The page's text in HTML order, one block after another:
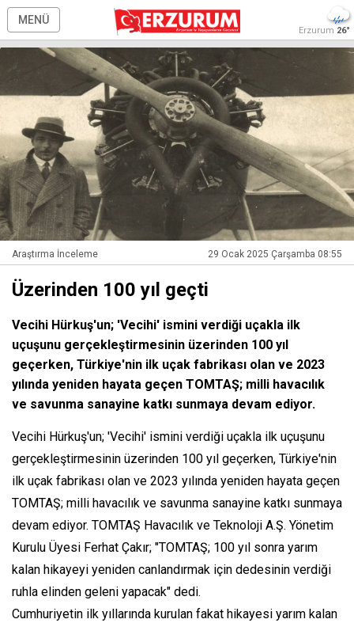
MENÜ
Erzurum 26°
Araştırma İnceleme 29 Ocak 2025 Çarşamba 08:55
Üzerinden 100 yıl geçti
Vecihi Hürkuş'un; 'Vecihi' ismini verdiği uçakla ilk
uçuşunu gerçekleştirmesinin üzerinden 100 yıl
geçerken, Türkiye'nin ilk uçak fabrikası olan ve 2023
yılında yeniden hayata geçen TOMTAŞ; milli havacılık
ve savunma sanayine katkı sunmaya devam ediyor.
Vecihi Hürkuş'un; 'Vecihi' ismini verdiği uçakla ilk uçuşunu
gerçekleştirmesinin üzerinden 100 yıl geçerken, Türkiye'nin
ilk uçak fabrikası olan ve 2023 yılında yeniden hayata geçen
TOMTAŞ; milli havacılık ve savunma sanayine katkı sunmaya
devam ediyor. TOMTAŞ Havacılık ve Teknoloji A.Ş. Yönetim
Kurulu Üyesi Ferhat Çakır; "TOMTAŞ; 100 yıl sonra yarım
kalan hikayeyi yeniden canlandırmak için dedesinin verdiği
ruhla elinden geleni yapacak" dedi.
Cumhuriyetin ilk yıllarında kurulan fakat hikayesi yarım kalan